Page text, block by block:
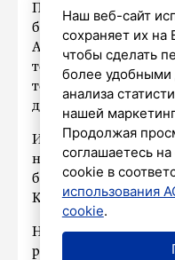
Петербургская
бензином трех
АИ-92, АИ-95 и АИ-
топливо можно
торгах, но и в
данных торговой
Изменения
новых позиций
биржевого товара.
К3, АИ-95-К3 и АИ-
Напомним, в
российские НПЗ
Наш веб-сайт
сохраняет их на
чтобы сделать
более удобными
анализа
нашей
Продолжая
соглашаетесь
cookie в
использования
cookie.